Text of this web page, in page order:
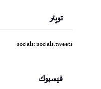
تويتر
socials::socials.tweets
فيسبوك